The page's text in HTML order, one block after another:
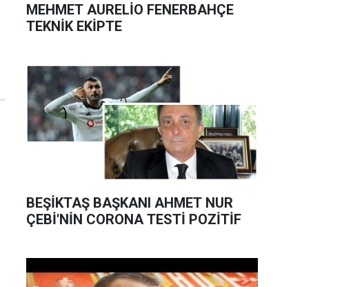
MEHMET AURELİO FENERBAHÇE
TEKNİK EKİPTE
BEŞİKTAŞ BAŞKANI AHMET NUR
ÇEBİ'NİN CORONA TESTİ POZİTİF